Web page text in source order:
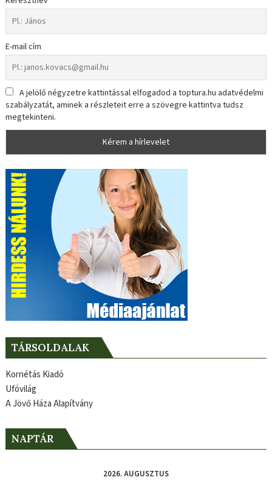
E-mail cím
A jelölő négyzetre kattintással elfogadod a toptura.hu adatvédelmi
szabályzatát, aminek a részleteit erre a szövegre kattintva tudsz
megtekinteni.
TÁRSOLDALAK
Kornétás Kiadó
Ufóvilág
A Jövő Háza Alapítvány
NAPTÁR
2026. AUGUSZTUS